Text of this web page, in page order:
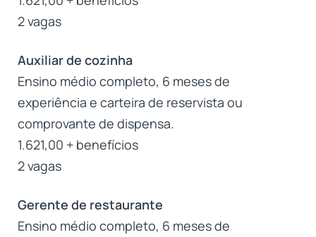
2 vagas
Auxiliar de cozinha
Ensino médio completo, 6 meses de
experiência e carteira de reservista ou
comprovante de dispensa.
1.621,00 + benefícios
2 vagas
Gerente de restaurante
Ensino médio completo, 6 meses de